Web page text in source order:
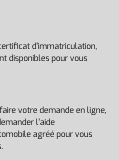
d'immatriculation,
disponibles pour vous
votre demande en ligne,
l'aide
agréé pour vous